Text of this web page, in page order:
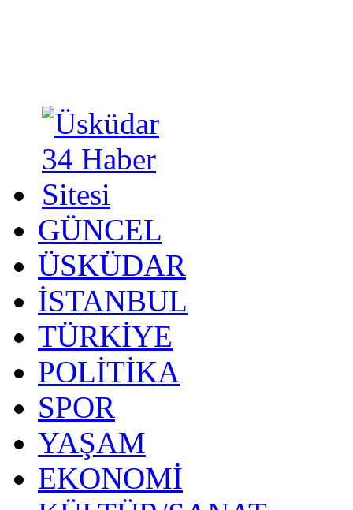
GÜNCEL
ÜSKÜDAR
İSTANBUL
TÜRKİYE
POLİTİKA
SPOR
YAŞAM
EKONOMİ